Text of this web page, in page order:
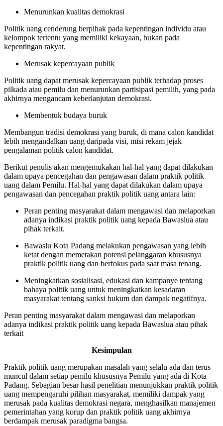
Menurunkan kualitas demokrasi
Politik uang cenderung berpihak pada kepentingan individu atau
kelompok tertentu yang memiliki kekayaan, bukan pada
kepentingan rakyat.
Merusak kepercayaan publik
Politik uang dapat merusak kepercayaan publik terhadap proses
pilkada atau pemilu dan menurunkan partisipasi pemilih, yang pada
akhirnya mengancam keberlanjutan demokrasi.
Membentuk budaya buruk
Membangun tradisi demokrasi yang buruk, di mana calon kandidat
lebih mengandalkan uang daripada visi, misi rekam jejak
pengalaman politik calon kandidat.
Berikut penulis akan mengemukakan hal-hal yang dapat dilakukan
dalam upaya pencegahan dan pengawasan dalam praktik politik
uang dalam Pemilu. Hal-hal yang dapat dilakukan dalam upaya
pengawasan dan pencegahan praktik politik uang antara lain:
Peran penting masyarakat dalam mengawasi dan melaporkan
adanya indikasi praktik politik uang kepada Bawaslua atau
pihak terkait.
Bawaslu Kota Padang melakukan pengawasan yang lebih
ketat dengan memetakan potensi pelanggaran khususnya
praktik politik uang dan berfokus pada saat masa tenang.
Meningkatkan sosialisasi, edukasi dan kampanye tentang
bahaya politik uang untuk meningkatkan kesadaran
masyarakat tentang sanksi hukum dan dampak negatifnya.
Peran penting masyarakat dalam mengawasi dan melaporkan
adanya indikasi praktik politik uang kepada Bawaslua atau pihak
terkait
Kesimpulan
Praktik politik uang merupakan masalah yang selalu ada dan terus
muncul dalam setiap pemilu khususnya Pemilu yang ada di Kota
Padang. Sebagian besar hasil penelitian menunjukkan praktik politik
uang mempengaruhi pilihan masyarakat, memiliki dampak yang
merusak pada kualitas demokrasi negara, menghasilkan manajemen
pemerintahan yang korup dan praktik politik uang akhirnya
berdampak merusak paradigma bangsa.